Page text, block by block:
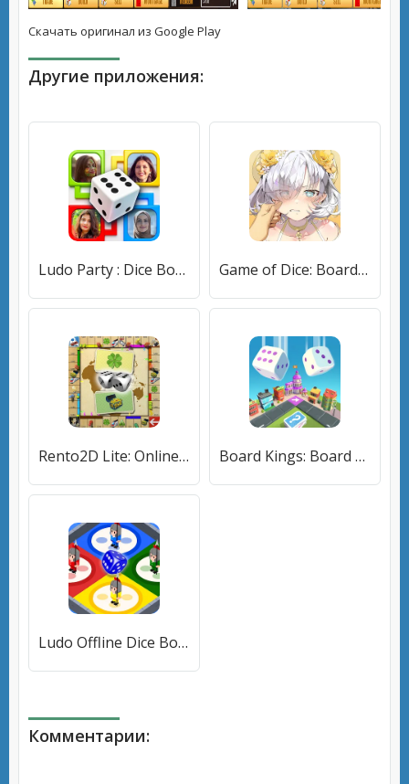
Скачать оригинал из Google Play
Другие приложения:
Ludo Party : Dice Board Game (Лудо Пати) [МОД Много денег] APK Android Game of Dice: Board&Card&Anime (Гейм оф Дайс) [МОД Mega Pack] APK Android
Rento2D Lite: Online dice game (Ренто2Д Лайт) [МОД Меню] APK Android Board Kings: Board Dice Games (Боард Кингс) [МОД Бесконечные монеты] APK Android
Ludo Offline Dice Board Game [МОД Много денег] APK Android
Комментарии: